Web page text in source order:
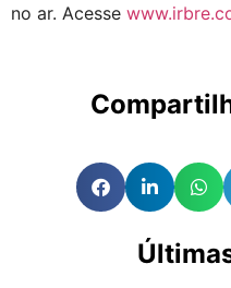
no ar. Acesse